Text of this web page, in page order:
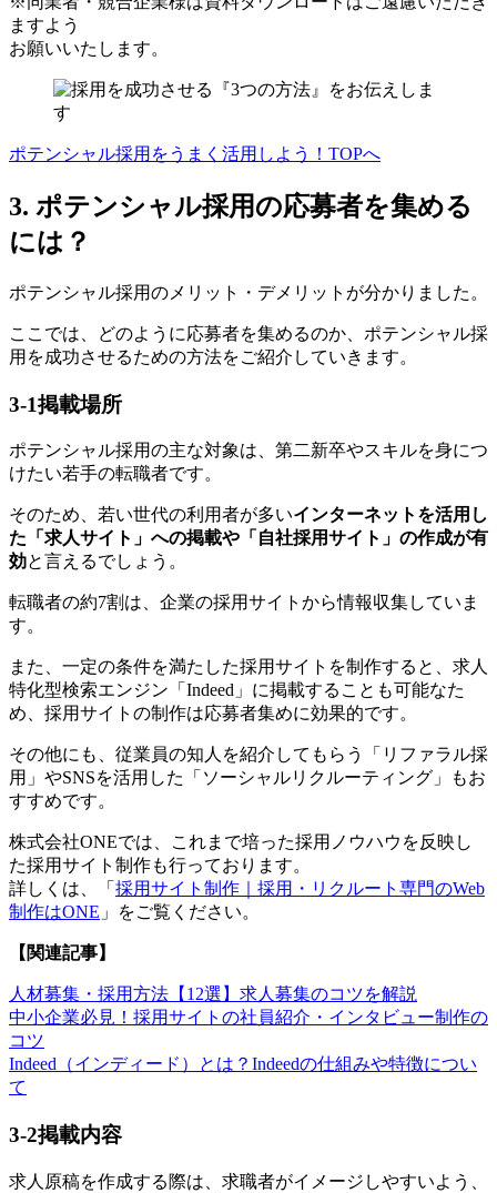
ますよう
お願いいたします。
ポテンシャル採用をうまく活用しよう！TOPへ
3. ポテンシャル採用の応募者を集める
には？
ポテンシャル採用のメリット・デメリットが分かりました。
ここでは、どのように応募者を集めるのか、ポテンシャル採
用を成功させるための方法をご紹介していきます。
3-1掲載場所
ポテンシャル採用の主な対象は、第二新卒やスキルを身につ
けたい若手の転職者です。
そのため、若い世代の利用者が多いインターネットを活用し
た「求人サイト」への掲載や「自社採用サイト」の作成が有
効と言えるでしょう。
転職者の約7割は、企業の採用サイトから情報収集していま
す。
また、一定の条件を満たした採用サイトを制作すると、求人
特化型検索エンジン「Indeed」に掲載することも可能なた
め、採用サイトの制作は応募者集めに効果的です。
その他にも、従業員の知人を紹介してもらう「リファラル採
用」やSNSを活用した「ソーシャルリクルーティング」もお
すすめです。
株式会社ONEでは、これまで培った採用ノウハウを反映し
た採用サイト制作も行っております。
詳しくは、「 採用サイト制作｜採用・リクルート専門のWeb
制作はONE 」をご覧ください。
【関連記事】
人材募集・採用方法【12選】求人募集のコツを解説
中小企業必見！採用サイトの社員紹介・インタビュー制作の
コツ
Indeed（インディード）とは？Indeedの仕組みや特徴につい
て
3-2掲載内容
求人原稿を作成する際は、求職者がイメージしやすいよう、